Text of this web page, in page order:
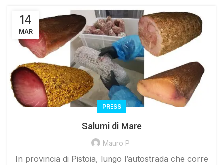
14
MAR
PRESS
Salumi di Mare
Mauro P
In provincia di Pistoia, lungo l’autostrada che corre